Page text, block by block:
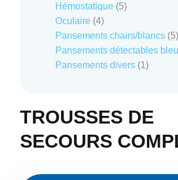
produits
Hémostatique 55
Oculaire 44
produits
Pansements chairs/blancs 55
Pansements détectables
Pansements divers 1 1
TROUSSES DE
SECOURS